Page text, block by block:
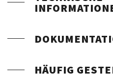
HÄUFIG